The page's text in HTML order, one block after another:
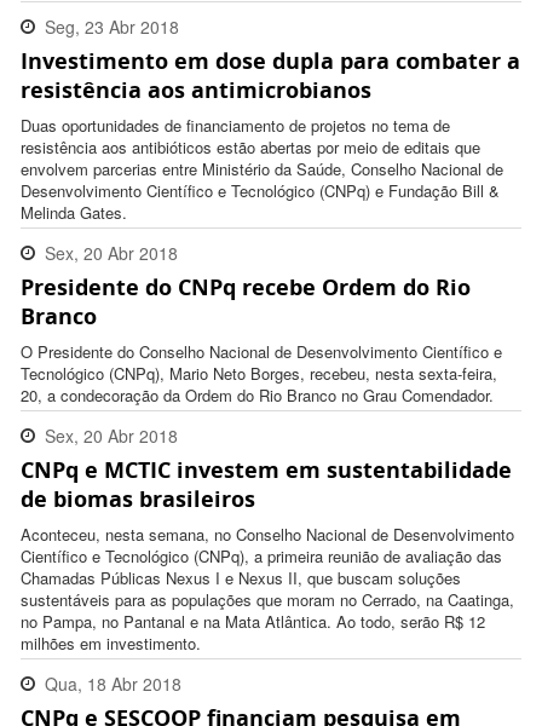
Seg, 23 Abr 2018
16:12:00 -0300
Investimento em dose dupla para combater a
resistência aos antimicrobianos
Duas oportunidades de financiamento de projetos no tema de
resistência aos antibióticos estão abertas por meio de editais que
envolvem parcerias entre Ministério da Saúde, Conselho Nacional de
Desenvolvimento Científico e Tecnológico (CNPq) e Fundação Bill &
Melinda Gates.
Sex, 20 Abr 2018
16:31:00 -0300
Presidente do CNPq recebe Ordem do Rio
Branco
O Presidente do Conselho Nacional de Desenvolvimento Científico e
Tecnológico (CNPq), Mario Neto Borges, recebeu, nesta sexta-feira,
20, a condecoração da Ordem do Rio Branco no Grau Comendador.
Sex, 20 Abr 2018
15:34:00 -0300
CNPq e MCTIC investem em sustentabilidade
de biomas brasileiros
Aconteceu, nesta semana, no Conselho Nacional de Desenvolvimento
Científico e Tecnológico (CNPq), a primeira reunião de avaliação das
Chamadas Públicas Nexus I e Nexus II, que buscam soluções
sustentáveis para as populações que moram no Cerrado, na Caatinga,
no Pampa, no Pantanal e na Mata Atlântica. Ao todo, serão R$ 12
milhões em investimento.
Qua, 18 Abr 2018
17:11:00 -0300
CNPq e SESCOOP financiam pesquisa em